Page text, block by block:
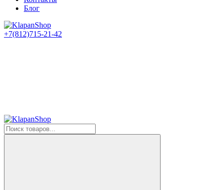
Блог
+7(812)715-21-42